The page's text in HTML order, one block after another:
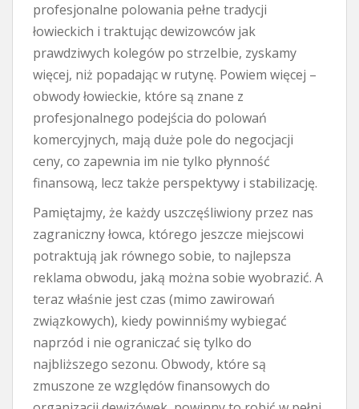
profesjonalne polowania pełne tradycji
łowieckich i traktując dewizowców jak
prawdziwych kolegów po strzelbie, zyskamy
więcej, niż popadając w rutynę. Powiem więcej –
obwody łowieckie, które są znane z
profesjonalnego podejścia do polowań
komercyjnych, mają duże pole do negocjacji
ceny, co zapewnia im nie tylko płynność
finansową, lecz także perspektywy i stabilizację.
Pamiętajmy, że każdy uszczęśliwiony przez nas
zagraniczny łowca, którego jeszcze miejscowi
potraktują jak równego sobie, to najlepsza
reklama obwodu, jaką można sobie wyobrazić. A
teraz właśnie jest czas (mimo zawirowań
związkowych), kiedy powinniśmy wybiegać
naprzód i nie ograniczać się tylko do
najbliższego sezonu. Obwody, które są
zmuszone ze względów finansowych do